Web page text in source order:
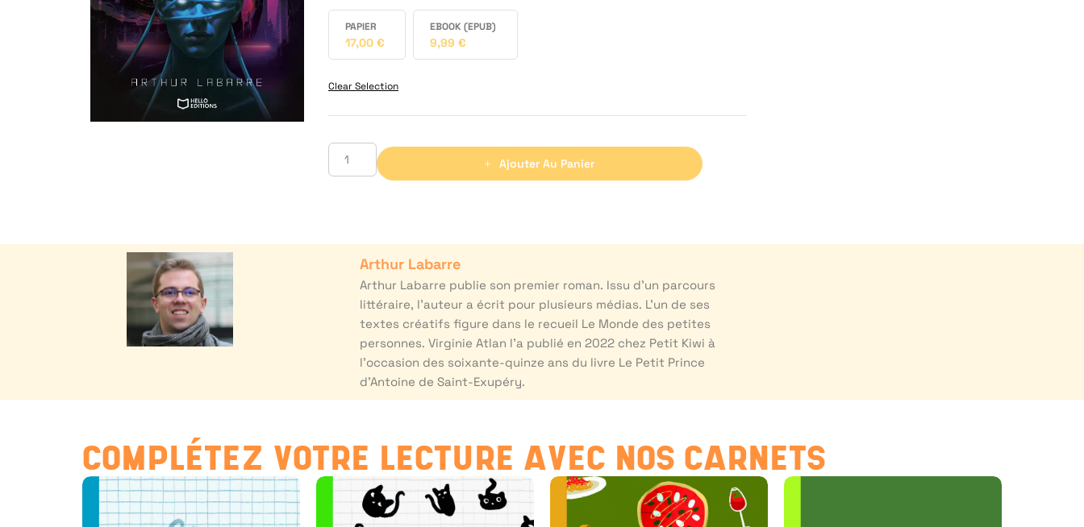
PAPIER
17,00 €
EBOOK (EPUB)
9,99 €
Clear Selection
Ajouter Au Panier
Arthur Labarre
Arthur Labarre publie son premier roman. Issu d’un parcours
littéraire, l’auteur a écrit pour plusieurs médias. L’un de ses
textes créatifs figure dans le recueil Le Monde des petites
personnes. Virginie Atlan l’a publié en 2022 chez Petit Kiwi à
l’occasion des soixante-quinze ans du livre Le Petit Prince
d’Antoine de Saint-Exupéry.
COMPLÉTEZ VOTRE LECTURE AVEC NOS CARNETS